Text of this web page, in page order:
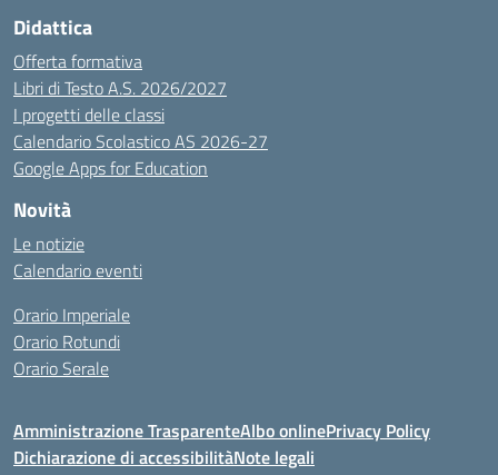
Didattica
Offerta formativa
Libri di Testo A.S. 2026/2027
I progetti delle classi
Calendario Scolastico AS 2026-27
Google Apps for Education
Novità
Le notizie
Calendario eventi
Orario Imperiale
Orario Rotundi
Orario Serale
Amministrazione TrasparenteAlbo onlinePrivacy Policy
Dichiarazione di accessibilitàNote legali